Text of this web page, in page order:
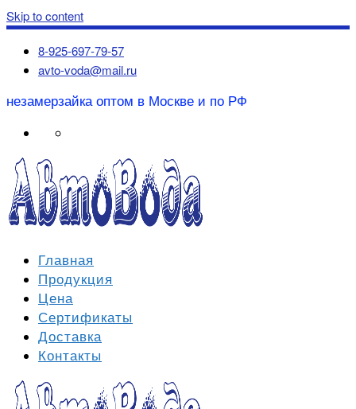
Skip to content
8-925-697-79-57
avto-voda@mail.ru
незамерзайка оптом в Москве и по РФ
Главная
Продукция
Цена
Сертификаты
Доставка
Контакты